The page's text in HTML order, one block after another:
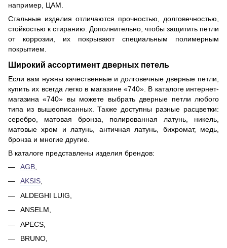
например, ЦАМ.
Стальные изделия отличаются прочностью, долговечностью,
стойкостью к стиранию. Дополнительно, чтобы защитить петли
от коррозии, их покрывают специальным полимерным
покрытием.
Широкий ассортимент дверных петель
Если вам нужны качественные и долговечные дверные петли,
купить их всегда легко в магазине «740». В каталоге интернет-
магазина «740» вы можете выбрать дверные петли любого
типа из вышеописанных. Также доступны разные расцветки:
серебро, матовая бронза, полированная латунь, никель,
матовые хром и латунь, античная латунь, бихромат, медь,
бронза и многие другие.
В каталоге представлены изделия брендов:
AGB
AKSIS,
ALDEGHI LUIG,
ANSELM,
APECS,
BRUNO,